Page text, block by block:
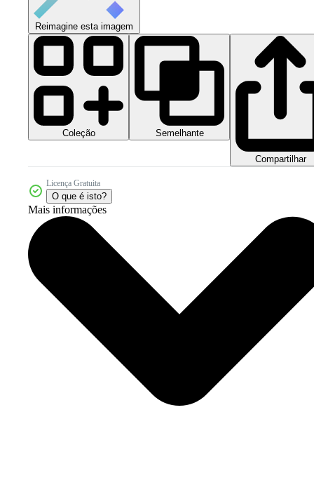
Reimagine esta imagem
Coleção Semelhante
Compartilhar
Licença Gratuita
O que é isto?
Mais informações